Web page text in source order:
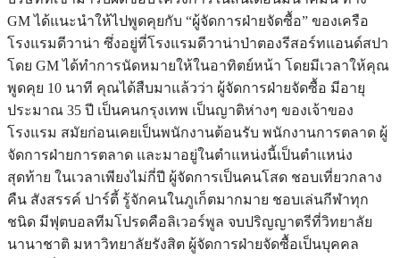
GM ได้แนะนำให้ไปพูดคุยกับ “ผู้จัดการฝ่ายจัดซื้อ” ของเครือ
โรงแรมดีวาน่า ซึ่งอยู่ที่โรงแรมดีวาน่าป่าตองรีสอร์ทแอนด์สปา
โดย GM ได้ทำการนัดหมายให้ในอาทิตย์หน้า โดยมีเวลาให้คุณ
พูดคุย 10 นาที คุณได้สืบมาแล้วว่า ผู้จัดการฝ่ายจัดซื้อ มีอายุ
ประมาณ 35 ปี เป็นคนกรุงเทพ เป็นญาติห่างๆ ของเจ้าของ
โรงแรม สมัยก่อนเคยเป็นพนักงานต้อนรับ พนักงานการตลาด ผู้
จัดการฝ่ายการตลาด และมาอยู่ในตำแหน่งนี้เป็นตำแหน่ง
สุดท้าย ในเวลาเพียงไม่กี่ปี ผู้จัดการเป็นคนโสด ชอบเที่ยวกลาง
คืน สังสรรค์ ปาร์ตี้ รู้จักคนในภูเก็ตมากมาย ชอบเล่นกีฬาทุก
ชนิด มีฟุตบอลทีมโปรดคือลิเวอร์พูล จบปริญญาตรีที่วิทยาลัย
นานาชาติ มหาวิทยาลัยรังสิต ผู้จัดการฝ่ายจัดซื้อเป็นบุคคล